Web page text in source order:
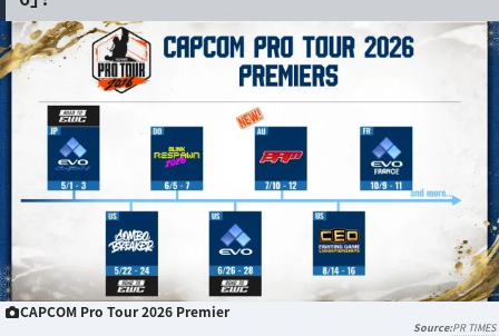
CAPCOM Pro Tour 2026 Premier
PR TIMES